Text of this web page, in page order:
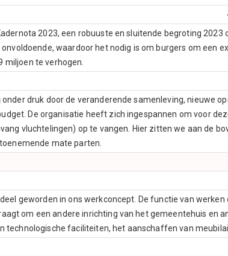
2023, een robuuste en sluitende begroting
waardoor het nodig is om burgers om een
miljoen te verhogen.
druk door de veranderende samenleving, nieuwe
De organisatie heeft zich ingespannen om voor
vluchtelingen) op te vangen. Hier zitten we aan de
mate parten.
geworden in ons werkconcept. De functie van
om een andere inrichting van het gemeentehuis en
faciliteiten, het aanschaffen van